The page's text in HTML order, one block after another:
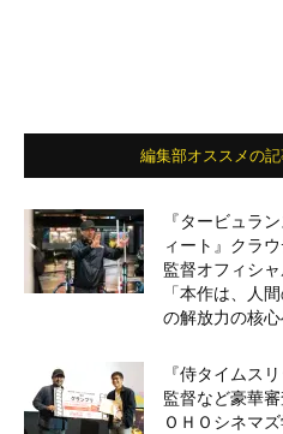
編集部オススメの
『タービュラ
ィート』クラ
監督オフィシ
「本作は、人
の解放力の核心
『侍タイムス
監督など豪華
ＯＨＯシネマ